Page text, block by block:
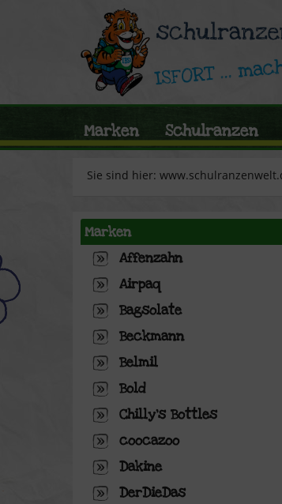
Marken Schulranzen
Sie sind hier:
Marken
Affenzahn
Airpaq
Bagsolate
Beckmann
Belmil
Bold
Chilly's Bottles
coocazoo
Dakine
DerDieDas